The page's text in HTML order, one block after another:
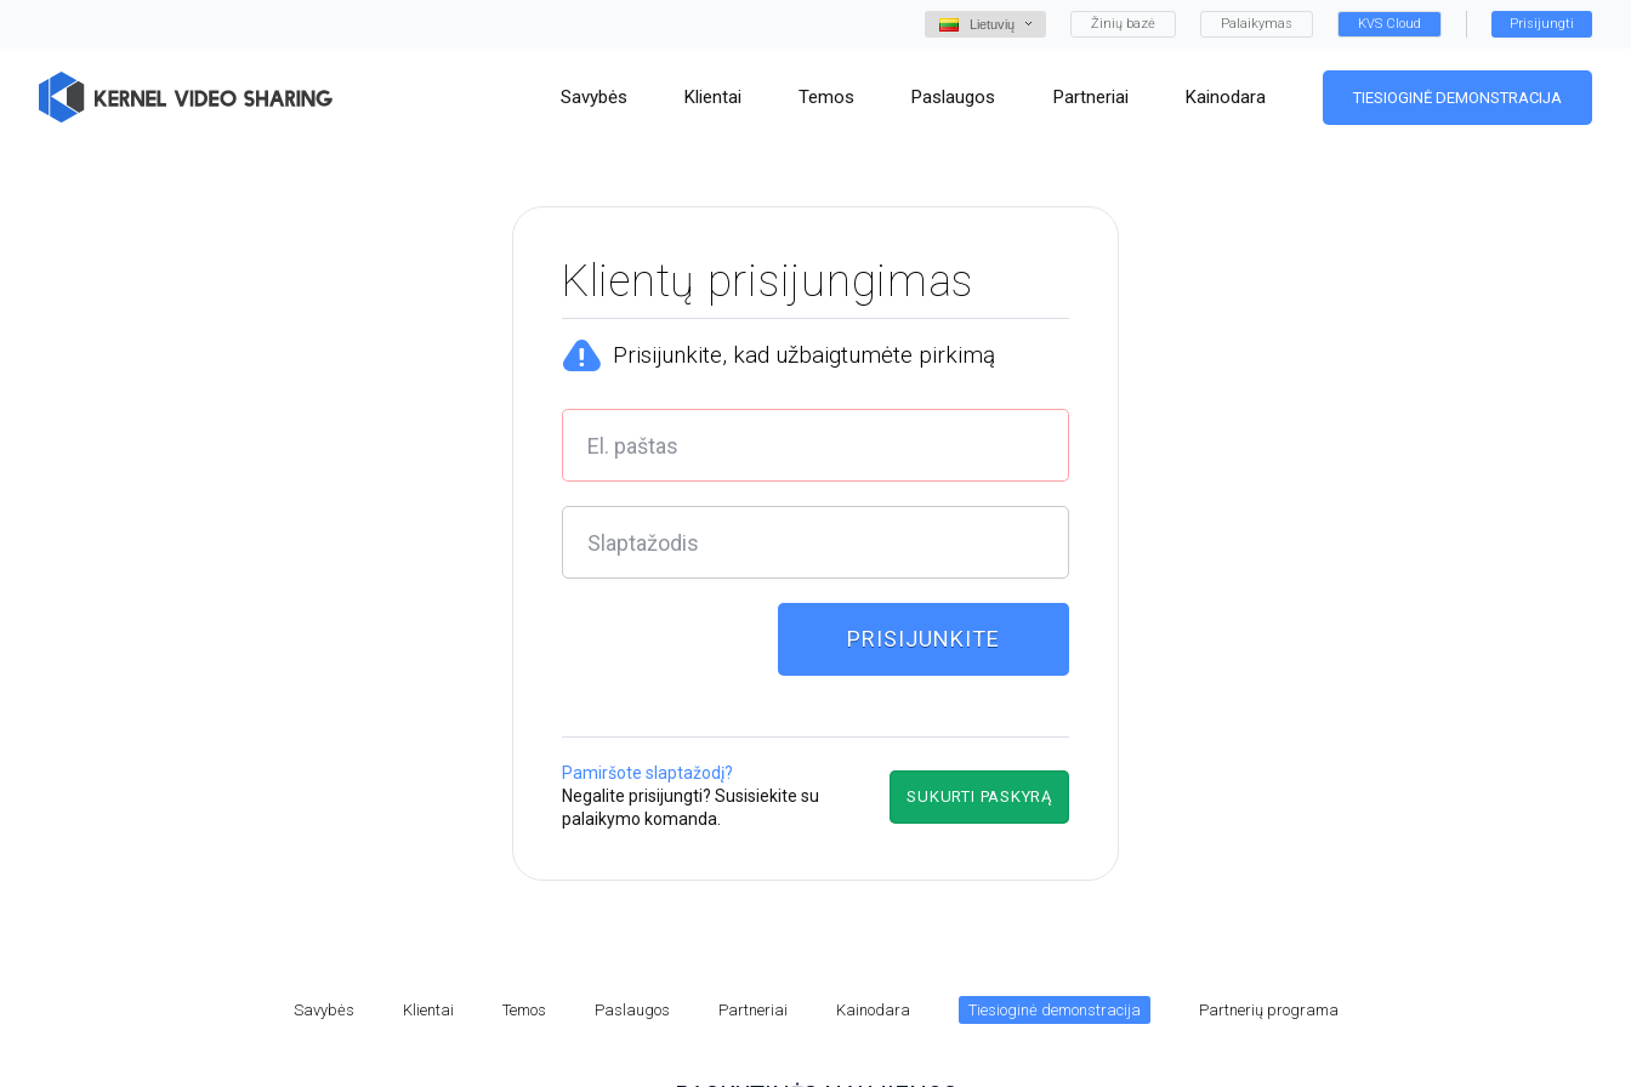
Lietuvių Žinių bazė Palaikymas KVS Cloud Prisijungti
Savybės Klientai Temos Paslaugos Partneriai Kainodara TIESIOGINĖ DEMONSTRACIJA
Klientų prisijungimas
Prisijunkite, kad užbaigtumėte pirkimą
Pamiršote slaptažodį?
Negalite prisijungti? Susisiekite su
palaikymo komanda.
SUKURTI PASKYRĄ
Savybės Klientai Temos Paslaugos Partneriai Kainodara Tiesioginė demonstracija Partnerių programa